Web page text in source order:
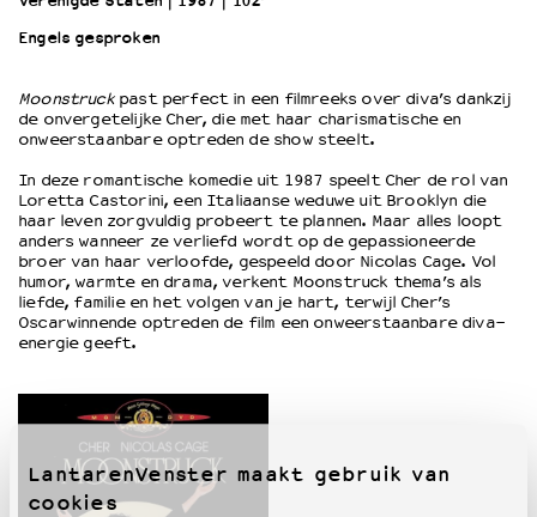
LantarenVenster maakt gebruik van
cookies
Wat we doen
Werken bij
Wie is wie
Word vriend
Historie
Partners
Huisregels
Privacyverklaring
Integriteits- en gedragscode
Duurzaamheid
Ruimte voor artistieke vrijheid – VNPF
Engels gesproken
Moonstruckpast perfect in een filmreeks over diva’s dankzij
de onvergetelijke Cher, die met haar charismatische en
onweerstaanbare optreden de show steelt.
In deze romantische komedie uit 1987 speelt Cher de rol van
Loretta Castorini, een Italiaanse weduwe uit Brooklyn die
haar leven zorgvuldig probeert te plannen. Maar alles loopt
anders wanneer ze verliefd wordt op de gepassioneerde
broer van haar verloofde, gespeeld door Nicolas Cage. Vol
humor, warmte en drama, verkent Moonstruck thema’s als
liefde, familie en het volgen van je hart, terwijl Cher’s
Oscarwinnende optreden de film een onweerstaanbare diva-
energie geeft.